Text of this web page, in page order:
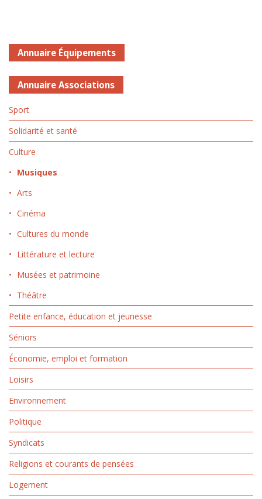
Annuaire Équipements
Annuaire Associations
Sport
Solidarité et santé
Culture
Musiques
Arts
Cinéma
Cultures du monde
Littérature et lecture
Musées et patrimoine
Théâtre
Petite enfance, éducation et jeunesse
Séniors
Économie, emploi et formation
Loisirs
Environnement
Politique
Syndicats
Religions et courants de pensées
Logement